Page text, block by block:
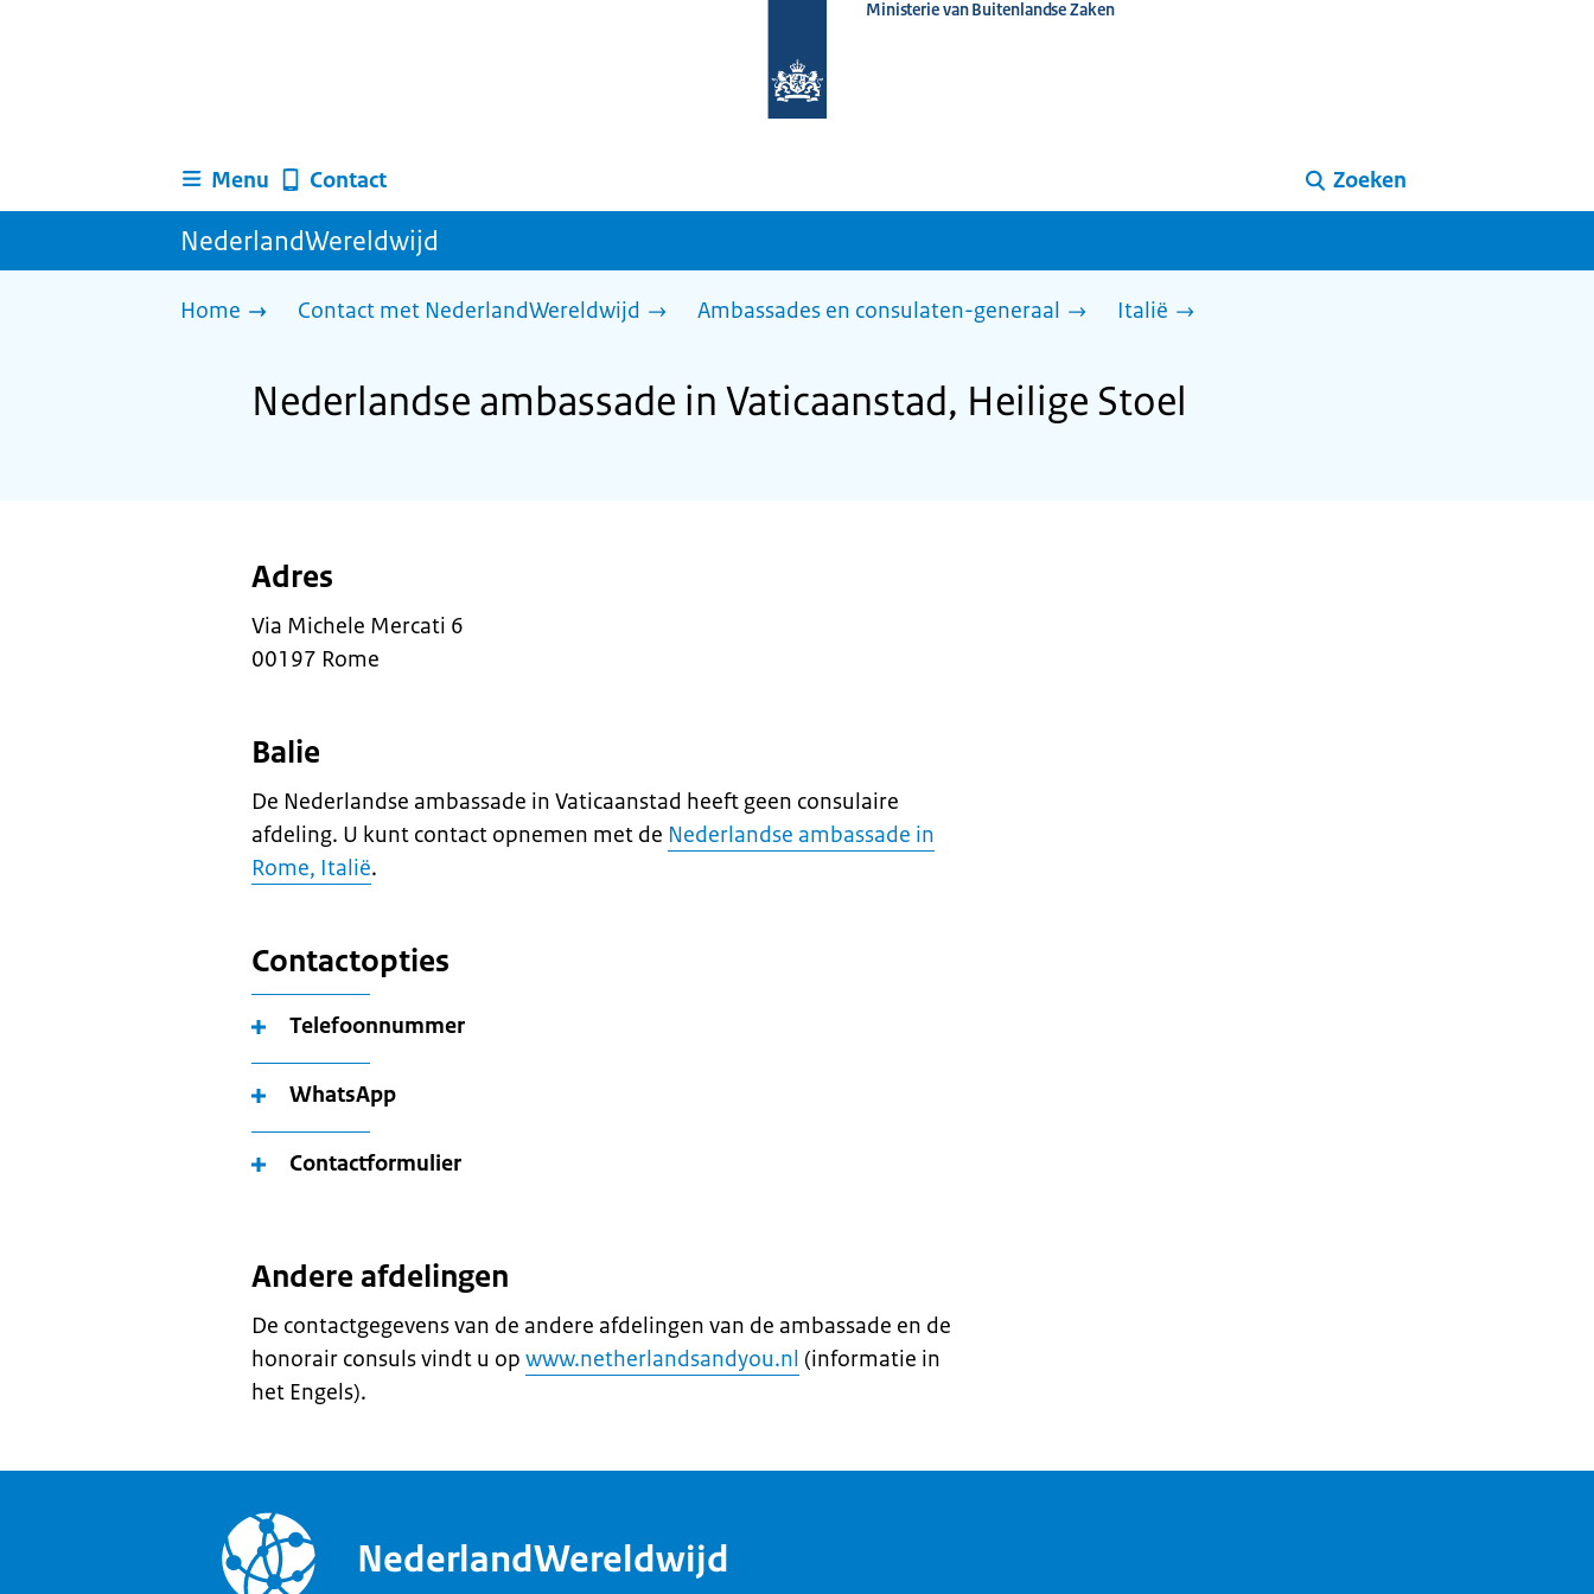
homepage
Ministerie van Buitenlandse Zaken
Menu Contact Zoeken
NederlandWereldwijd
Home Contact met NederlandWereldwijd Ambassades en consulaten-generaal Italië
Nederlandse ambassade in Vaticaanstad, Heilige Stoel
Adres
Via Michele Mercati 6
00197 Rome
Balie
De Nederlandse ambassade in Vaticaanstad heeft geen consulaire
afdeling. U kunt contact opnemen met de Nederlandse ambassade in
Rome, Italië.
Contactopties
Telefoonnummer
WhatsApp
Contactformulier
Andere afdelingen
De contactgegevens van de andere afdelingen van de ambassade en de
honorair consuls vindt u op www.netherlandsandyou.nl (informatie in
het Engels).
NederlandWereldwijd